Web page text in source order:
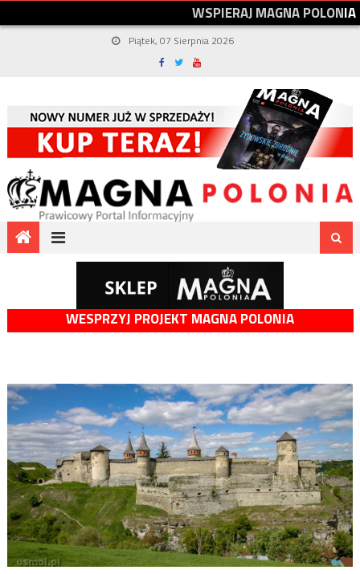
WSPIERAJMAGNAPOLONIA
Piątek, 07 Sierpnia 2026
WESPRZYJ PROJEKT MAGNA POLONIA